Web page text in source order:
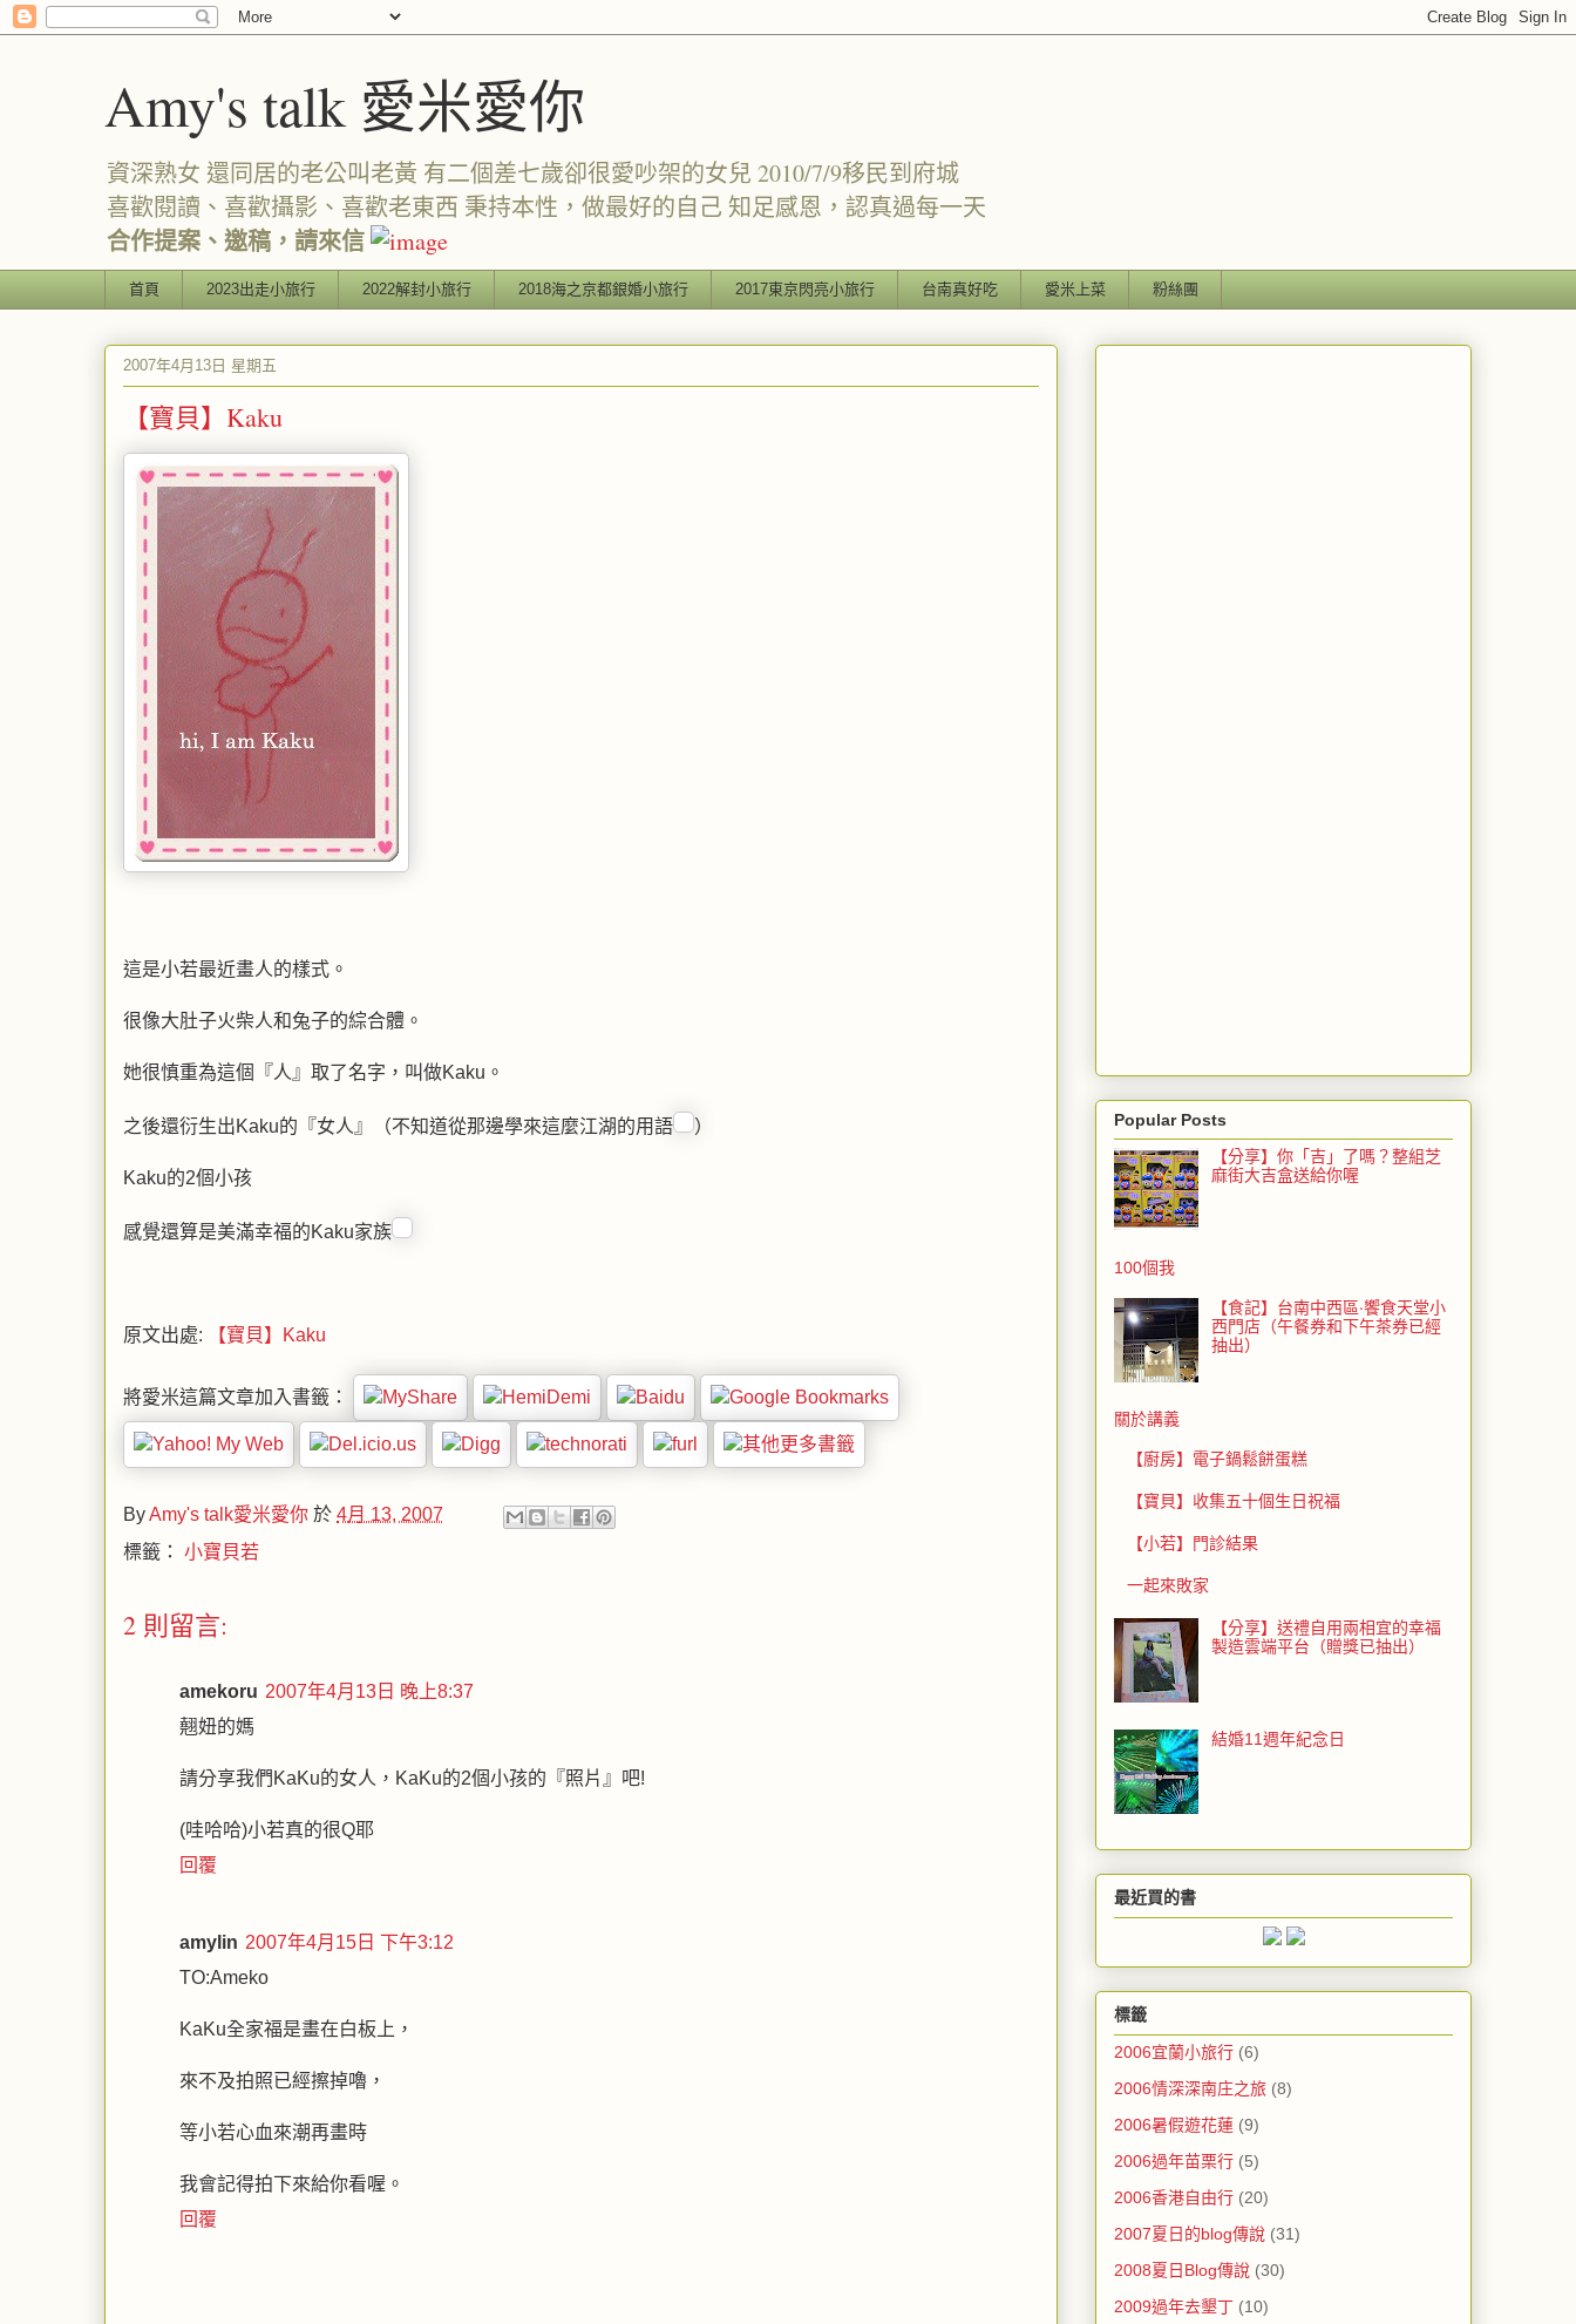
Amy's talk 愛米愛你
資深熟女 還同居的老公叫老黃 有二個差七歲卻很愛吵架的女兒 2010/7/9移民到府城
喜歡閱讀、喜歡攝影、喜歡老東西 秉持本性，做最好的自己 知足感恩，認真過每一天
合作提案、邀稿，請來信
首頁 2023出走小旅行 2022解封小旅行 2018海之京都銀婚小旅行 2017東京閃亮小旅行 台南真好吃 愛米上菜 粉絲團
2007年4月13日 星期五
【寶貝】Kaku
這是小若最近畫人的樣式。
很像大肚子火柴人和兔子的綜合體。
她很慎重為這個『人』取了名字，叫做Kaku。
之後還衍生出Kaku的『女人』（不知道從那邊學來這麼江湖的用語 ）
Kaku的2個小孩
感覺還算是美滿幸福的Kaku家族
原文出處: 【寶貝】Kaku
將愛米這篇文章加入書籤：
ByAmy's talk愛米愛你 於 4月 13, 2007
標籤： 小寶貝若
2 則留言:
amekoru 2007年4月13日 晚上8:37
翹妞的媽
請分享我們KaKu的女人，KaKu的2個小孩的『照片』吧!
(哇哈哈)小若真的很Q耶
回覆
amylin 2007年4月15日 下午3:12
TO:Ameko
KaKu全家福是畫在白板上，
來不及拍照已經擦掉嚕，
等小若心血來潮再畫時
我會記得拍下來給你看喔。
回覆
Popular Posts
【分享】你「吉」了嗎？整組芝
麻街大吉盒送給你喔
100個我
【食記】台南中西區‧饗食天堂小
西門店（午餐券和下午茶券已經
抽出）
關於講義
【廚房】電子鍋鬆餅蛋糕
【寶貝】收集五十個生日祝福
【小若】門診結果
一起來敗家
【分享】送禮自用兩相宜的幸福
製造雲端平台（贈獎已抽出）
結婚11週年紀念日
最近買的書
標籤
2006宜蘭小旅行 (6)
2006情深深南庄之旅 (8)
2006暑假遊花蓮 (9)
2006過年苗栗行 (5)
2006香港自由行 (20)
2007夏日的blog傳說 (31)
2008夏日Blog傳說 (30)
2009過年去墾丁 (10)